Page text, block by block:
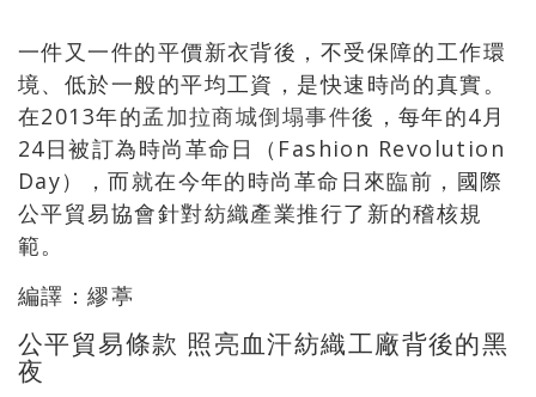
一件又一件的平價新衣背後，不受保障的工作環
境、低於一般的平均工資，是快速時尚的真實。
在2013年的孟加拉商城倒塌事件後，每年的4月
24日被訂為時尚革命日（Fashion Revolution
Day），而就在今年的時尚革命日來臨前，國際
公平貿易協會針對紡織產業推行了新的稽核規
範。
編譯：繆葶
公平貿易條款 照亮血汗紡織工廠背後的黑
夜